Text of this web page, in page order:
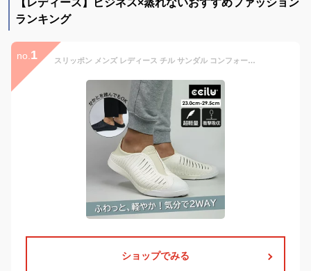
【レディース】ビジネス×蒸れないおすすめファッション
ランキング
no. 1 スリッポン メンズ レディース チル サンダル コンフォートシューズ 軽量 軽い 踵が踏める 衝撃吸収 通気性 おしゃれ かわいい オフィス ナースシューズ 履きやすい 疲れにくい マリンシューズ ccilu ABEL ZIV 春 夏
ショップでみる